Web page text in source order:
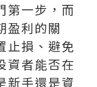
第一步，而
盈利的關
止損、避免
資者能否在
新手還是資